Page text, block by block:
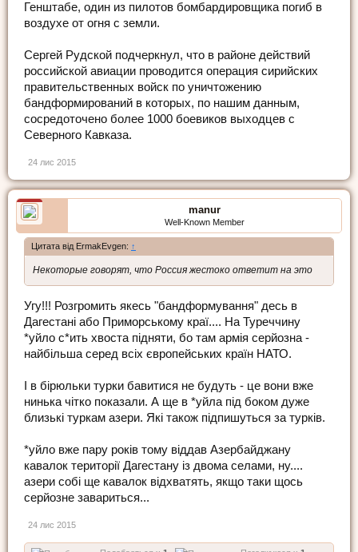
Генштабе, один из пилотов бомбардировщика погиб в
воздухе от огня с земли.
Сергей Рудской подчеркнул, что в районе действий
российской авиации проводится операция сирийских
правительственных войск по уничтожению
бандформирований в которых, по нашим данным,
сосредоточено более 1000 боевиков выходцев с
Северного Кавказа.
24 лис 2015
manur
Well-Known Member
Цитата від ErmakEvgen: ↑
Некоторые говорят, что Россия жестоко ответит на это
Угу!!! Розгромить якесь "бандформування" десь в
Дагестані або Приморському краї.... На Туреччину
*уйло с*ить хвоста підняти, бо там армія серйозна -
найбільша серед всіх європейських країн НАТО.
І в бірюльки турки бавитися не будуть - це вони вже
нинька чітко показали. А ще в *уйла під боком дуже
близькі туркам азери. Які також підпишуться за турків.
*уйло вже пару років тому віддав Азербайджану
кавалок території Дагестану із двома селами, ну....
азери собі ще кавалок відхватять, якщо таки щось
серйозне завариться...
24 лис 2015